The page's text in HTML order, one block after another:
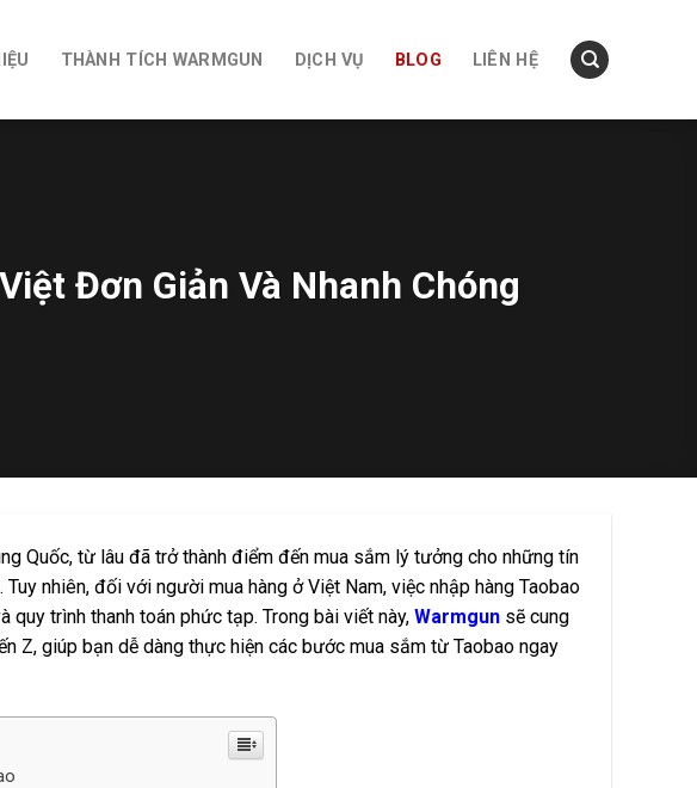
THÀNH TÍCH WARMGUN DỊCH VỤ BLOG LIÊN HỆ
Đơn Giản Và Nhanh Chóng
Quốc, từ lâu đã trở thành điểm đến mua sắm lý tưởng cho những tín
nhiên, đối với người mua hàng ở Việt Nam, việc nhập hàng Taobao
trình thanh toán phức tạp. Trong bài viết này, Warmgun sẽ cung
Z, giúp bạn dễ dàng thực hiện các bước mua sắm từ Taobao ngay